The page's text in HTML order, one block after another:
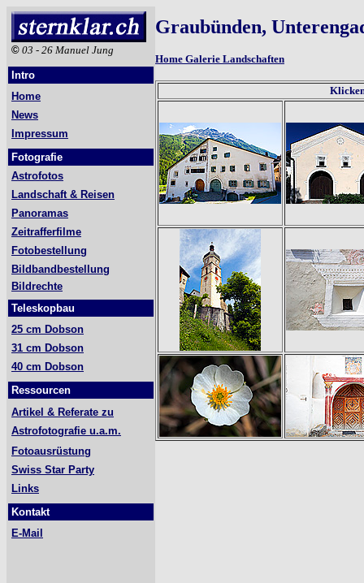
© 03 - 26 Manuel Jung
Intro
Home
News
Impressum
Fotografie
Astrofotos
Landschaft & Reisen
Panoramas
Zeitrafferfilme
Fotobestellung
Bildbandbestellung
Bildrechte
Teleskopbau
25 cm Dobson
31 cm Dobson
40 cm Dobson
Ressourcen
Artikel & Referate zu
Astrofotografie u.a.m.
Fotoausrüstung
Swiss Star Party
Links
Kontakt
E-Mail
Graubünden,
Home Galerie Landschaften